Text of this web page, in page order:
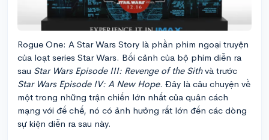
Rogue One: A Star Wars Story là phần phim ngoại truyện
của loạt series Star Wars. Bối cảnh của bộ phim diễn ra
sau Star Wars Episode III: Revenge of the Sithvà trước
Star Wars Episode IV: A New Hope. Đây là câu chuyện về
một trong những trận chiến lớn nhất của quân cách
mạng với đế chế, nó có ảnh hưởng rất lớn đến các dòng
sự kiện diễn ra sau này.